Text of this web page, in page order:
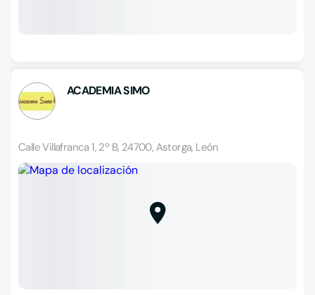
ACADEMIA SIMO
Calle Villafranca 1, 2º B, 24700, Astorga, León